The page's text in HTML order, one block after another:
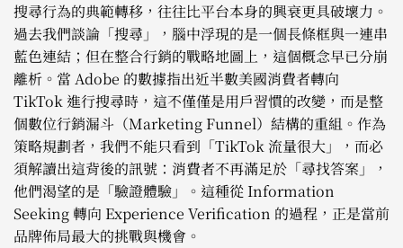
搜尋行為的典範轉移，往往比平台本身的興衰更具破壞力。
過去我們談論「搜尋」，腦中浮現的是一個長條框與一連串
藍色連結；但在整合行銷的戰略地圖上，這個概念早已分崩
離析。當 Adobe 的數據指出近半數美國消費者轉向
TikTok 進行搜尋時，這不僅僅是用戶習慣的改變，而是整
個數位行銷漏斗（Marketing Funnel）結構的重組。作為
策略規劃者，我們不能只看到「TikTok 流量很大」，而必
須解讀出這背後的訊號：消費者不再滿足於「尋找答案」，
他們渴望的是「驗證體驗」。這種從 Information
Seeking 轉向 Experience Verification 的過程，正是當前
品牌佈局最大的挑戰與機會。